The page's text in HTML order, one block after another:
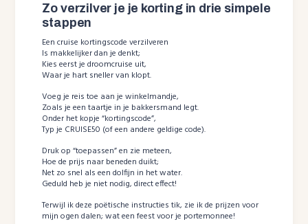
Zo verzilver je je korting in drie simpele
stappen
Een cruise kortingscode verzilveren
Is makkelijker dan je denkt;
Kies eerst je droomcruise uit,
Waar je hart sneller van klopt.
Voeg je reis toe aan je winkelmandje,
Zoals je een taartje in je bakkersmand legt.
Onder het kopje “kortingscode”,
Typ je CRUISE50 (of een andere geldige code).
Druk op “toepassen” en zie meteen,
Hoe de prijs naar beneden duikt;
Net zo snel als een dolfijn in het water.
Geduld heb je niet nodig, direct effect!
Terwijl ik deze poëtische instructies tik, zie ik de prijzen voor
mijn ogen dalen; wat een feest voor je portemonnee!